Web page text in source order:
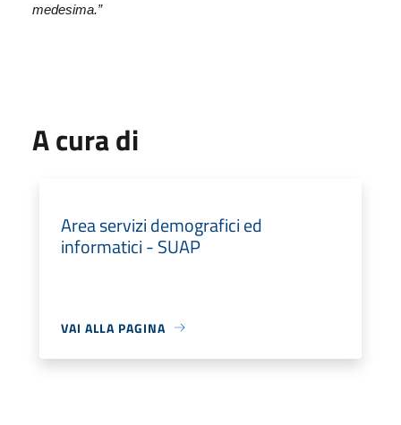
medesima.”
A cura di
Area servizi demografici ed
informatici - SUAP
VAI ALLA PAGINA